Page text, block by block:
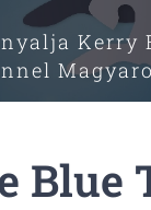
Kerry
Blue